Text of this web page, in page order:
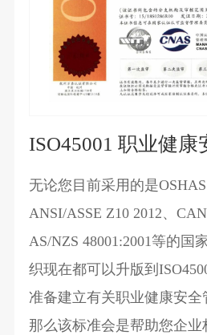
ISO45001 职业健
无论您目前采用的是
ANSI/ASSE Z10 2012、
AS/NZS 48001:2001等的国
织现在都可以升版到
准备建立有关职业健康安全
那么该标准会是帮助您企